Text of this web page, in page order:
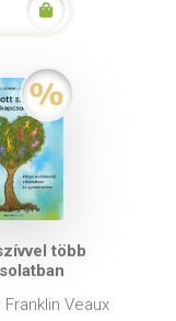
több
Franklin Veaux